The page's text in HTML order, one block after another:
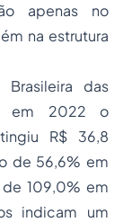
apenas no
na estrutura
das
em 2022 o
R$ 36,8
de 56,6% em
109,0% em
indicam um